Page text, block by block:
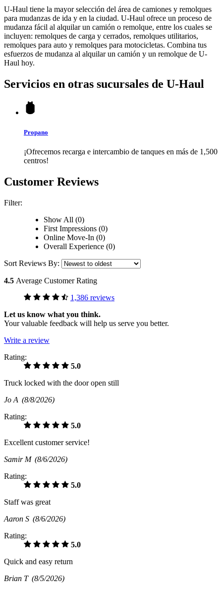
U-Haul tiene la mayor selección del área de camiones y remolques
para mudanzas de ida y en la ciudad. U-Haul ofrece un proceso de
mudanza fácil al alquilar un camión o remolque, entre los cuales se
incluyen: remolques de carga y cerrados, remolques utilitarios,
remolques para auto y remolques para motocicletas. Combina tus
esfuerzos de mudanza al alquilar un camión y un remolque de U-
Haul hoy.
Servicios en otras sucursales de U-Haul
Propano
¡Ofrecemos recarga e intercambio de tanques en más de 1,500
centros!
Customer Reviews
Filter:
Show All (0)
First Impressions (0)
Online Move-In (0)
Overall Experience (0)
Sort Reviews By:
4.5 Average Customer Rating
1,386 reviews
Let us know what you think.
Your valuable feedback will help us serve you better.
Write a review
Rating:
5.0
Truck locked with the door open still
Jo A (8/8/2026)
Rating:
5.0
Excellent customer service!
Samir M (8/6/2026)
Rating:
5.0
Staff was great
Aaron S (8/6/2026)
Rating:
5.0
Quick and easy return
Brian T (8/5/2026)